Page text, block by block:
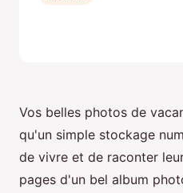
Vos belles photos de
qu'un simple stockage
de vivre et de raconter
pages d'un bel album